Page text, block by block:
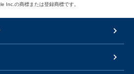
Inc.の商標または登録商標です。